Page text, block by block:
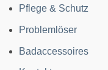
Pflege & Schutz
Problemlöser
Badaccessoires